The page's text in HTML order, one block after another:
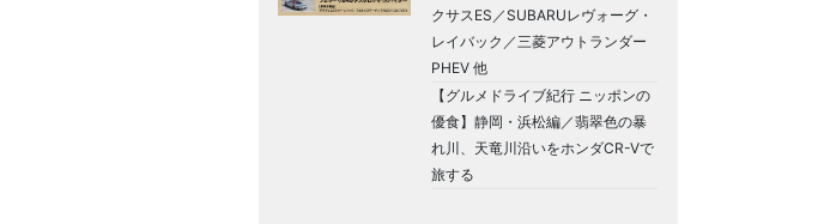
クサスES／SUBARUレヴォーグ・
レイバック／三菱アウトランダー
PHEV 他
【グルメドライブ紀行 ニッポンの
優食】静岡・浜松編／翡翠色の暴
れ川、天竜川沿いをホンダCR-Vで
旅する